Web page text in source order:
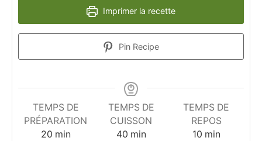
Imprimer la recette
Pin Recipe
TEMPS DE
PRÉPARATION
20minutes
min
TEMPS DE
CUISSON
40minutes
min
TEMPS DE
REPOS
10minutes
min